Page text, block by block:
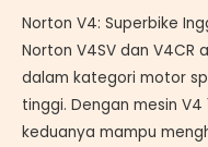
Norton V4: Superbike
Norton V4SV dan V4CR
dalam kategori motor
tinggi. Dengan mesin
keduanya mampu